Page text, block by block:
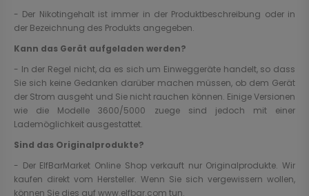
- Der Nikotingehalt ist immer in der Produktbeschreibung oder in
der Bezeichnung des Produkts angegeben.
Kann das Gerät aufgeladen werden?
- In der Regel nicht, da es sich um Einweggeräte handelt, so dass
Sie sich keine Gedanken darüber machen müssen, ob dem Gerät
der Strom ausgeht und Sie nicht rauchen können. Einige Versionen
wie die Modelle 3600/5000 zuege sind jedoch mit einer
Lademöglichkeit ausgestattet.
Sind das Originalprodukte?
- Der ElfBarMarket Online Shop verkauft nur Originalprodukte. Wir
kaufen direkt vom Hersteller. Wenn Sie sich vergewissern wollen,
können Sie dies auf www.elfbar.com tun.